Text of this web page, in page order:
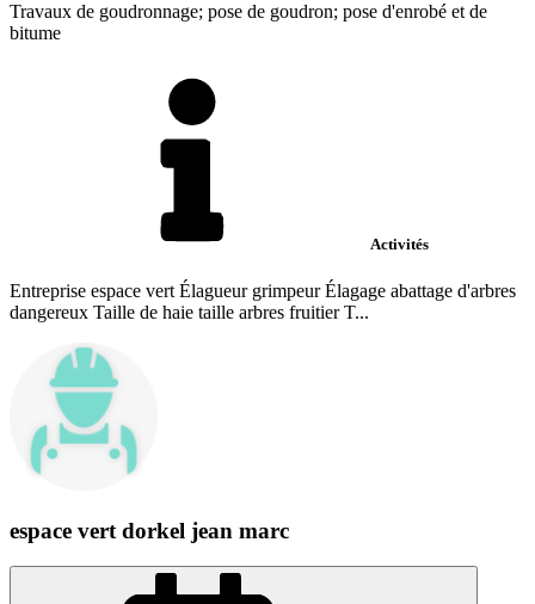
Travaux de goudronnage; pose de goudron; pose d'enrobé et de
bitume
Activités
Entreprise espace vert Élagueur grimpeur Élagage abattage d'arbres
dangereux Taille de haie taille arbres fruitier T...
espace vert dorkel jean marc